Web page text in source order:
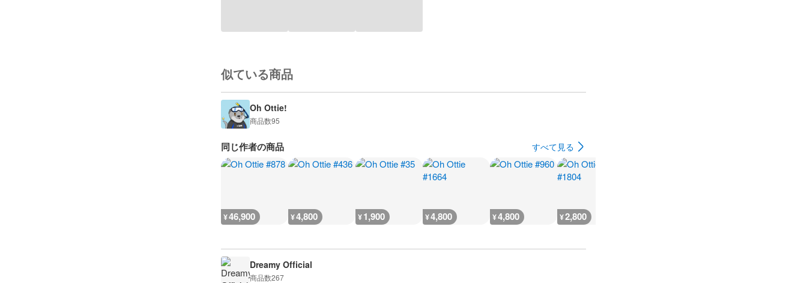
似ている商品
Oh Ottie!
商品数95
同じ作者の商品 すべて見る
¥46,900 ¥4,800 ¥1,900 ¥4,800 ¥4,800 ¥2,800
Dreamy Official
商品数267